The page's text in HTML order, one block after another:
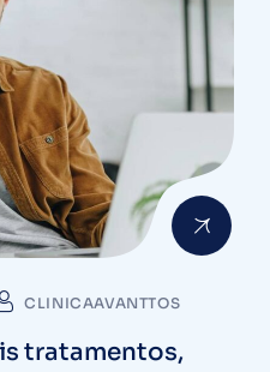
CLINICAAVANTTOS
tratamentos,